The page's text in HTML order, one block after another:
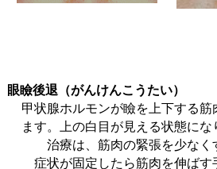
眼瞼後退（がんけんこうたい）
状腺ホルモンが瞼を上下する筋
す。上の白目が見える状態にな
治療は、筋肉の緊張を少なく
状が固定したら筋肉を伸ばす手